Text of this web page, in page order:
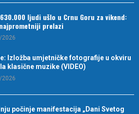
ljudi ušlo u Crnu Goru za vikend:
prelazi
2026
Izložba umjetničke fotografije u okviru
klasične muzike (VIDEO)
2026
počinje manifestacija „Dani Svetog